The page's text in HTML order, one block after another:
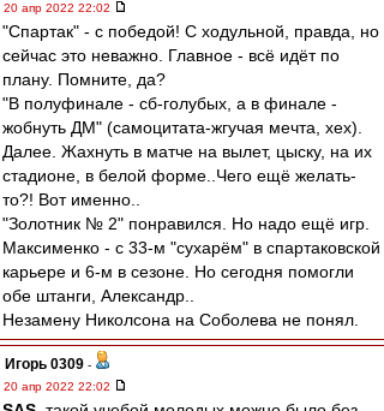
20 апр 2022 22:02
"Спартак" - с победой! С ходульной, правда, но
сейчас это неважно. Главное - всё идёт по
плану. Помните, да?
"В полуфинале - сб-голубых, а в финале -
жобнуть ДМ" (самоцитата-жгучая мечта, хех).
Далее. Жахнуть в матче на вылет, цыску, на их
стадионе, в белой форме..Чего ещё желать-
то?! Вот именно..
"Золотник № 2" понравился. Но надо ещё игр.
Максименко - с 33-м "сухарём" в спартаковской
карьере и 6-м в сезоне. Но сегодня помогли
обе штанги, Александр..
Незамену Николсона на Соболева не понял.
Игорь 0309 -
20 апр 2022 22:02